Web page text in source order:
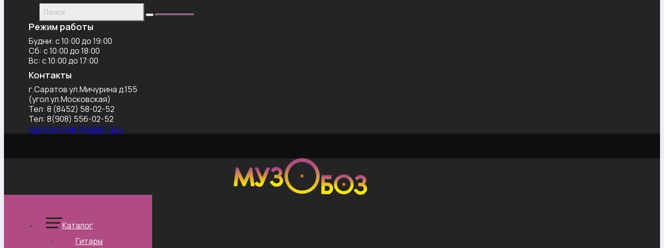
Режим работы
Будни: с 10:00 до 19:00
Сб: с 10:00 до 18:00
Вс: с 10:00 до 17:00
Контакты
г.Саратов ул.Мичурина д.155
(угол ул.Московская)
Тел: 8 (8452) 58-02-52
Тел: 8(908) 556-02-52
muzoboz.saratov@mail.ru
Каталог
Гитары